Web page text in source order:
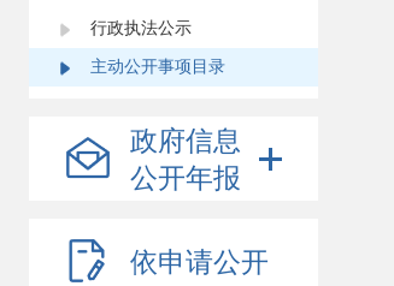
行政执法公示
主动公开事项目录
政府信息
公开年报
依申请公开